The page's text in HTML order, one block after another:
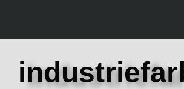
springen